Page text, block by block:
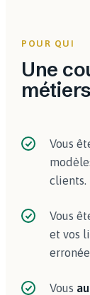
POUR QUI
Une
Vous
clients.
Vous
et vos
Vous